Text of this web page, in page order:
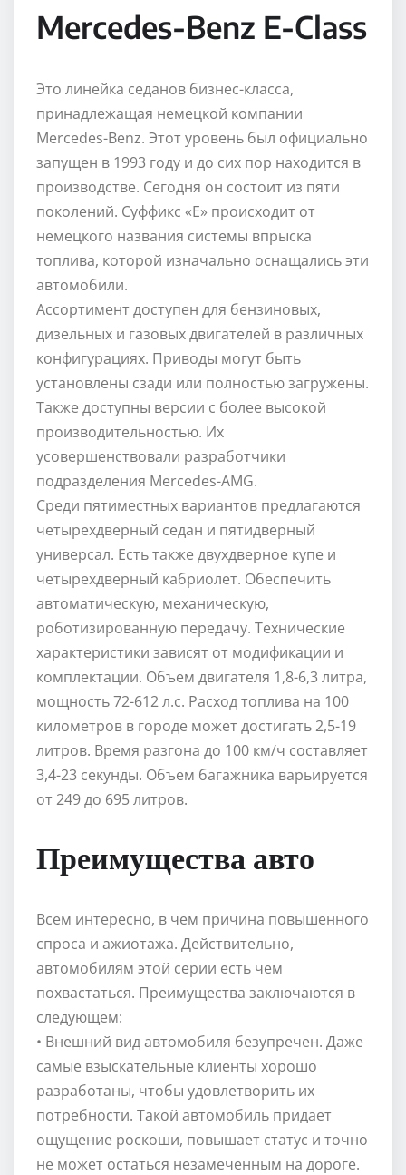
Mercedes-Benz E-Class
Это линейка седанов бизнес-класса,
принадлежащая немецкой компании
Mercedes-Benz. Этот уровень был официально
запущен в 1993 году и до сих пор находится в
производстве. Сегодня он состоит из пяти
поколений. Суффикс «Е» происходит от
немецкого названия системы впрыска
топлива, которой изначально оснащались эти
автомобили.
Ассортимент доступен для бензиновых,
дизельных и газовых двигателей в различных
конфигурациях. Приводы могут быть
установлены сзади или полностью загружены.
Также доступны версии с более высокой
производительностью. Их
усовершенствовали разработчики
подразделения Mercedes-AMG.
Среди пятиместных вариантов предлагаются
четырехдверный седан и пятидверный
универсал. Есть также двухдверное купе и
четырехдверный кабриолет. Обеспечить
автоматическую, механическую,
роботизированную передачу. Технические
характеристики зависят от модификации и
комплектации. Объем двигателя 1,8-6,3 литра,
мощность 72-612 л.с. Расход топлива на 100
километров в городе может достигать 2,5-19
литров. Время разгона до 100 км/ч составляет
3,4-23 секунды. Объем багажника варьируется
от 249 до 695 литров.
Преимущества авто
Всем интересно, в чем причина повышенного
спроса и ажиотажа. Действительно,
автомобилям этой серии есть чем
похвастаться. Преимущества заключаются в
следующем:
• Внешний вид автомобиля безупречен. Даже
самые взыскательные клиенты хорошо
разработаны, чтобы удовлетворить их
потребности. Такой автомобиль придает
ощущение роскоши, повышает статус и точно
не может остаться незамеченным на дороге.